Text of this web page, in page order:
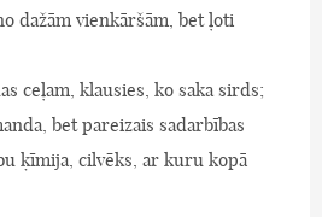
dažām vienkāršām, bet ļoti
ceļam, klausies, ko saka sirds;
bet pareizais sadarbības
ķīmija, cilvēks, ar kuru kopā